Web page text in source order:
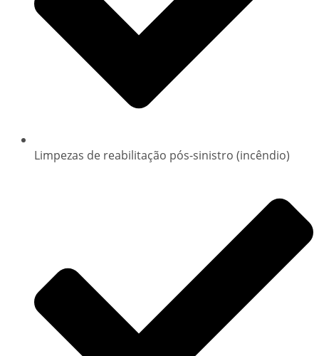
Limpezas de reabilitação pós-sinistro (incêndio)